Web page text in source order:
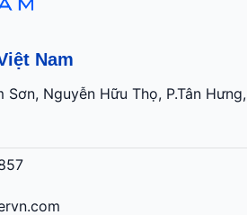
Nam
Sơn, Nguyễn Hữu Thọ, P.Tân Hưng,